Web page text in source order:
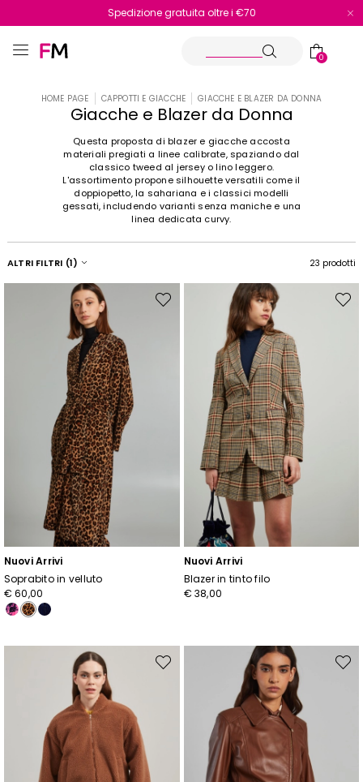
Reso facile e veloce
Spedizione gratuita oltre i €70
0
HOME PAGE CAPPOTTI E GIACCHE GIACCHE E BLAZER DA DONNA
Giacche e Blazer da Donna
Questa proposta di blazer e giacche accosta
materiali pregiati a linee calibrate, spaziando dal
classico tweed al jersey o lino leggero.
L'assortimento propone silhouette versatili come il
doppiopetto, la sahariana e i classici modelli
gessati, includendo varianti senza maniche e una
linea dedicata curvy.
ALTRI FILTRI (1) 23 prodotti
Nuovi Arrivi
Soprabito in velluto
€ 60,00
Sposta
Nuovi Arrivi
Blazer in tinto filo
€ 38,00
Sposta